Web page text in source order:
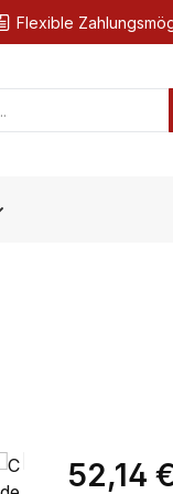
Flexible
Regulärer
52,14 €